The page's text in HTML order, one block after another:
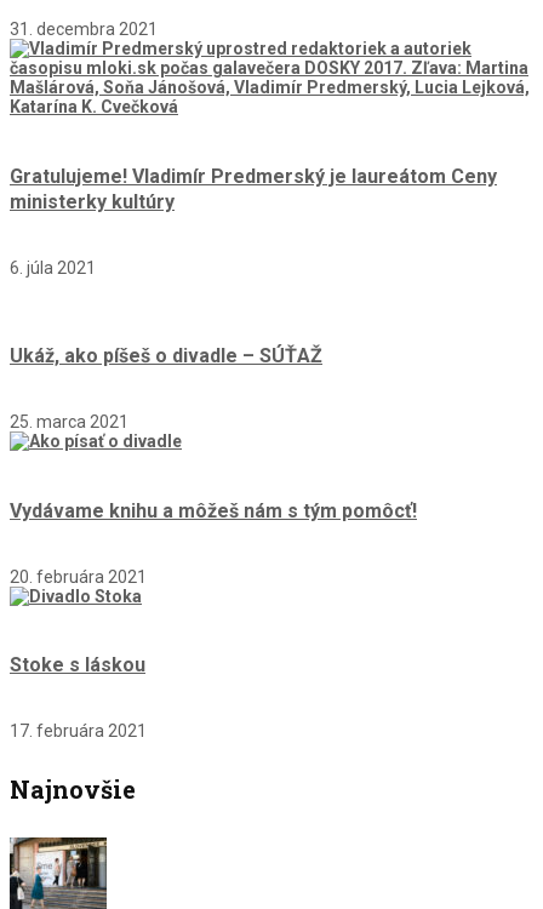
31. decembra 2021
Gratulujeme! Vladimír Predmerský je laureátom Ceny
ministerky kultúry
6. júla 2021
Ukáž, ako píšeš o divadle – SÚŤAŽ
25. marca 2021
Vydávame knihu a môžeš nám s tým pomôcť!
20. februára 2021
Stoke s láskou
17. februára 2021
Najnovšie